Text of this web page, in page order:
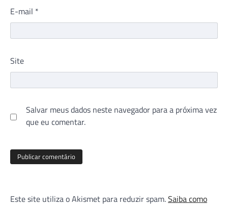
E-mail *
Site
Salvar meus dados neste navegador para a próxima vez
que eu comentar.
Este site utiliza o Akismet para reduzir spam.Saiba como